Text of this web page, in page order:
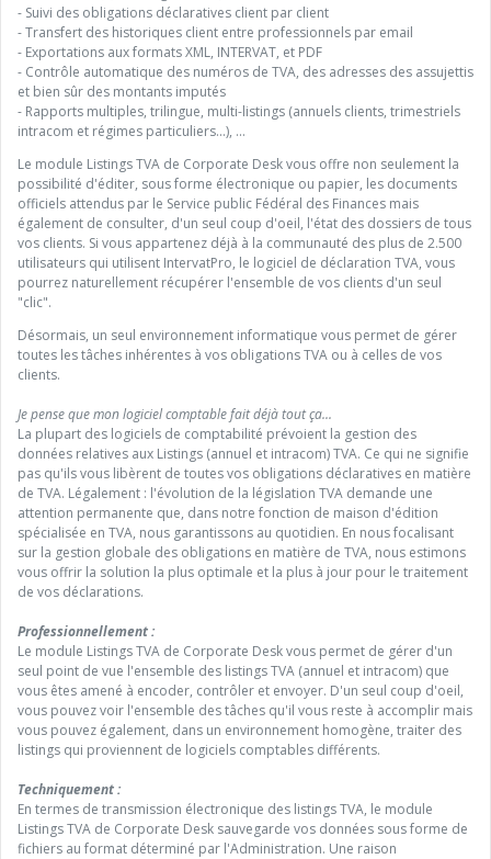
- Suivi des obligations déclaratives client par client
- Transfert des historiques client entre professionnels par email
- Exportations aux formats XML, INTERVAT, et PDF
- Contrôle automatique des numéros de TVA, des adresses des assujettis
et bien sûr des montants imputés
- Rapports multiples, trilingue, multi-listings (annuels clients, trimestriels
intracom et régimes particuliers...), ...
Le module Listings TVA de Corporate Desk vous offre non seulement la
possibilité d'éditer, sous forme électronique ou papier, les documents
officiels attendus par le Service public Fédéral des Finances mais
également de consulter, d'un seul coup d'oeil, l'état des dossiers de tous
vos clients. Si vous appartenez déjà à la communauté des plus de 2.500
utilisateurs qui utilisent IntervatPro, le logiciel de déclaration TVA, vous
pourrez naturellement récupérer l'ensemble de vos clients d'un seul
"clic".
Désormais, un seul environnement informatique vous permet de gérer
toutes les tâches inhérentes à vos obligations TVA ou à celles de vos
clients.
Je pense que mon logiciel comptable fait déjà tout ça...
La plupart des logiciels de comptabilité prévoient la gestion des
données relatives aux Listings (annuel et intracom) TVA. Ce qui ne signifie
pas qu'ils vous libèrent de toutes vos obligations déclaratives en matière
de TVA. Légalement : l'évolution de la législation TVA demande une
attention permanente que, dans notre fonction de maison d'édition
spécialisée en TVA, nous garantissons au quotidien. En nous focalisant
sur la gestion globale des obligations en matière de TVA, nous estimons
vous offrir la solution la plus optimale et la plus à jour pour le traitement
de vos déclarations.
Professionnellement :
Le module Listings TVA de Corporate Desk vous permet de gérer d'un
seul point de vue l'ensemble des listings TVA (annuel et intracom) que
vous êtes amené à encoder, contrôler et envoyer. D'un seul coup d'oeil,
vous pouvez voir l'ensemble des tâches qu'il vous reste à accomplir mais
vous pouvez également, dans un environnement homogène, traiter des
listings qui proviennent de logiciels comptables différents.
Techniquement :
En termes de transmission électronique des listings TVA, le module
Listings TVA de Corporate Desk sauvegarde vos données sous forme de
fichiers au format déterminé par l'Administration. Une raison